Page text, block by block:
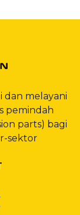
dan melayani
pemindah
parts) bagi
sektor